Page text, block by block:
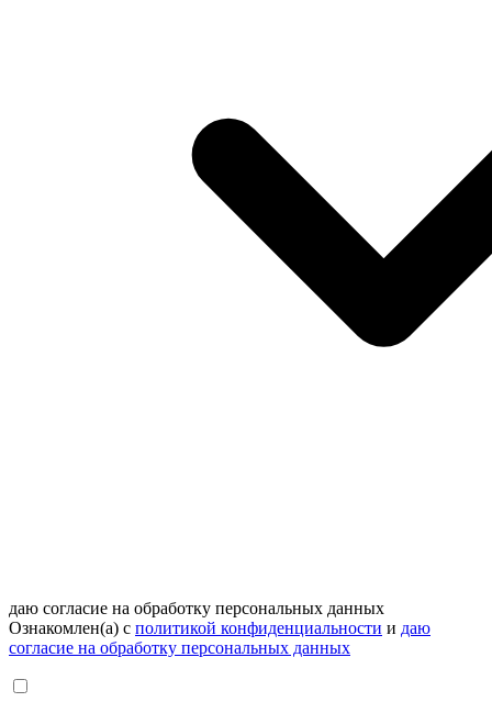
даю согласие на обработку персональных данных
Ознакомлен(а) с политикой конфиденциальности и даю
согласие на обработку персональных данных